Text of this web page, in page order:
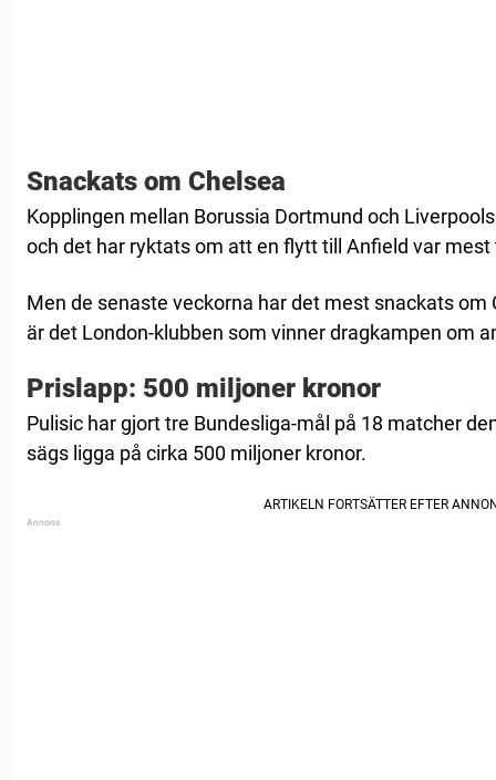
Snackats om Chelsea
Kopplingen mellan Borussia Dortmund och Liverpools
och det har ryktats om att en flytt till Anfield var mest
Men de senaste veckorna har det mest snackats om
är det London-klubben som vinner dragkampen om
Prislapp: 500 miljoner kronor
Pulisic har gjort tre Bundesliga-mål på 18 matcher
sägs ligga på cirka 500 miljoner kronor.